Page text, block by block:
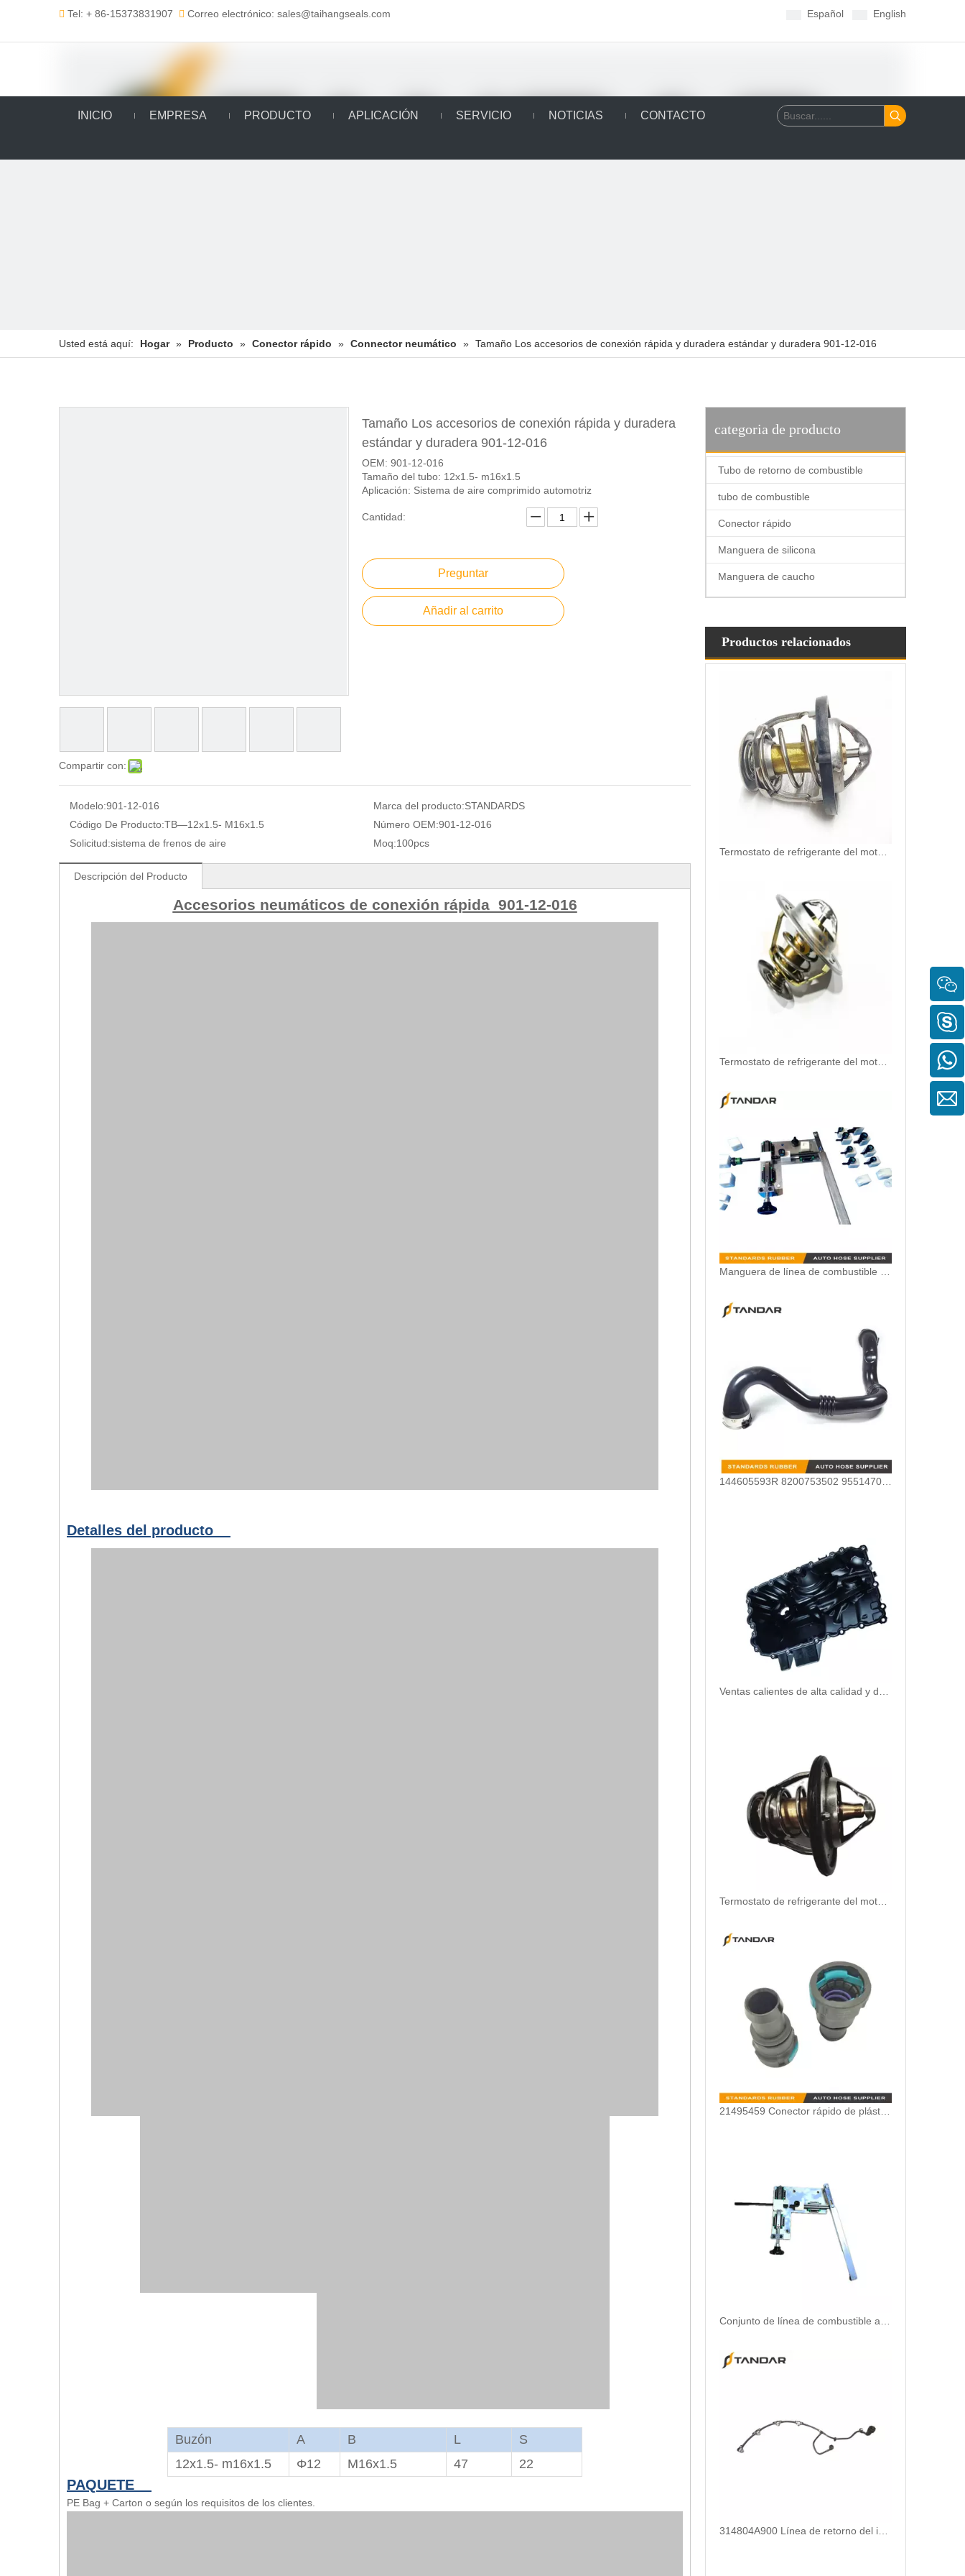
 Tel: + 86-15373831907  Correo electrónico: sales@taihangseals.com Español English
INICIO EMPRESA PRODUCTO APLICACIÓN SERVICIO NOTICIAS CONTACTO
Usted está aquí: Hogar » Producto » Conector rápido » Connector neumático » Tamaño Los accesorios de conexión rápida y duradera estándar y duradera 901-12-016
Compartir con:
Tamaño Los accesorios de conexión rápida y duradera
estándar y duradera 901-12-016
OEM: 901-12-016
Tamaño del tubo: 12x1.5- m16x1.5
Aplicación: Sistema de aire comprimido automotriz
Cantidad:
Preguntar
Añadir al carrito
Modelo:901-12-016 Marca del producto:STANDARDS
Código De Producto:TB—12x1.5- M16x1.5 Número OEM:901-12-016
Solicitud:sistema de frenos de aire Moq:100pcs
Descripción del Producto
Accesorios neumáticos de conexión rápida 901-12-016
Detalles del producto
Buzón A B L
S
12x1.5- m16x1.5
Φ12 M16x1.5 47 22
PAQUETE
PE Bag + Carton o según los requisitos de los clientes.
categoria de producto
Tubo de retorno de combustible
tubo de combustible
Conector rápido
Manguera de silicona
Manguera de caucho
Productos relacionados